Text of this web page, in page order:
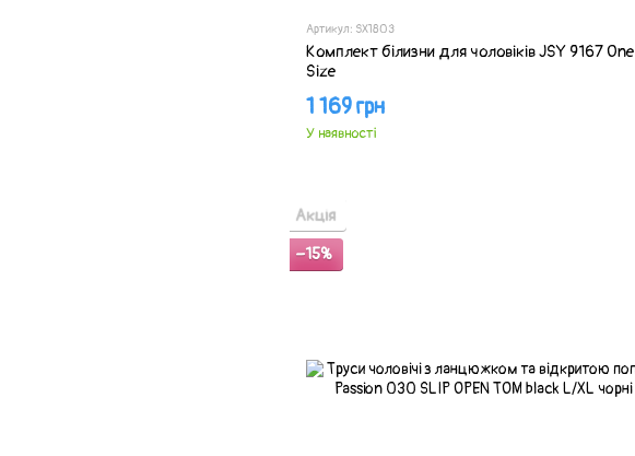
Артикул: SX1803
Комплект білизни для чоловіків JSY 9167 One
Size
1 169 грн
У наявності
Акція
−15%